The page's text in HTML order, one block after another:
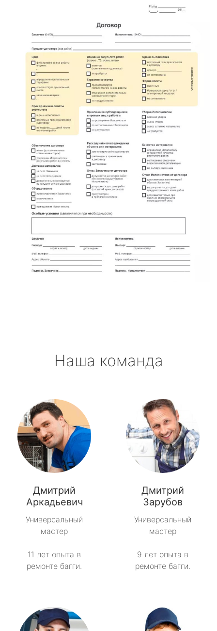
Наша команда
Дмитрий
Аркадьевич
Универсальный
мастер
11 лет опыта в
ремонте багги.
Дмитрий
Зарубов
Универсальный
мастер
9 лет опыта в
ремонте багги.